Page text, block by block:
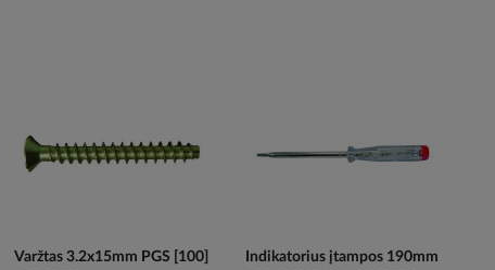
Varžtas 3.2x15mm PGS [100]
Indikatorius įtampos 190mm